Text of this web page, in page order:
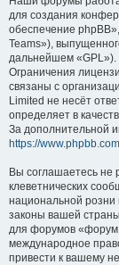
для создания
обеспечение
Teams»),
дальнейшем «GPL»).
Ограничения
связаны с
Limited не несёт
определяет в
За дополнительной
https://
Вы соглашаетесь не
клеветнических
национальной розни
законы вашей
для форумов «форум
международное
привести к вашему